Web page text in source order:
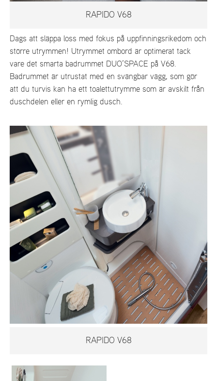
RAPIDO V68
Dags att släppa loss med fokus på uppfinningsrikedom och
större utrymmen! Utrymmet ombord är optimerat tack
vare det smarta badrummet DUO’SPACE på V68.
Badrummet är utrustat med en svängbar vägg, som gör
att du turvis kan ha ett toalettutrymme som är avskilt från
duschdelen eller en rymlig dusch.
RAPIDO V68